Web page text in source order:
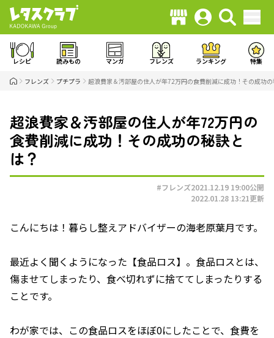
レシピ 読みもの マンガ フレンズ ランキング 特集
フレンズ プチプラ 超浪費家＆汚部屋の住人が年72万円の食費削減に成功！その成功
超浪費家＆汚部屋の住人が年72万円の
食費削減に成功！その成功の秘訣と
は？
#フレンズ2021.12.19 19:00公開
2022.01.28 13:21更新
こんにちは！暮らし整えアドバイザーの海老原葉月です。
最近よく聞くようになった【食品ロス】。食品ロスとは、
傷ませてしまったり、食べ切れずに捨ててしまったりする
ことです。
わが家では、この食品ロスをほぼ0にしたことで、食費を